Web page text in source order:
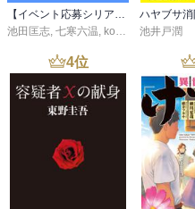
池田匡志 七寒六温 konoko58 ,村崎キコ
池井戸潤
4位